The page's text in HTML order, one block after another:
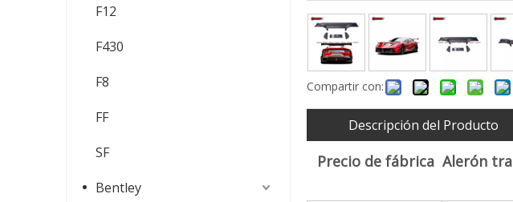
F12
F430
F8
FF
SF
Bentley
Compartir con:
Descripción del Producto
Precio de fábrica Alerón